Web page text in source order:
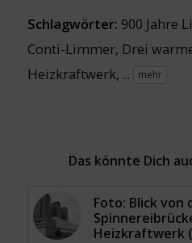
Schlagwörter: 900 Jahre
Conti-Limmer, Drei
Heizkraftwerk, ... mehr
Das könnte Dich
Foto: Blick von
Heizkraftwerk